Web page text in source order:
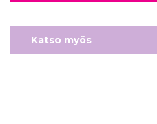
Katso myös